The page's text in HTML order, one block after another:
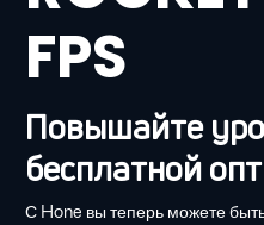
FPS
Повышайте
бесплатной
С Hone вы теперь можете